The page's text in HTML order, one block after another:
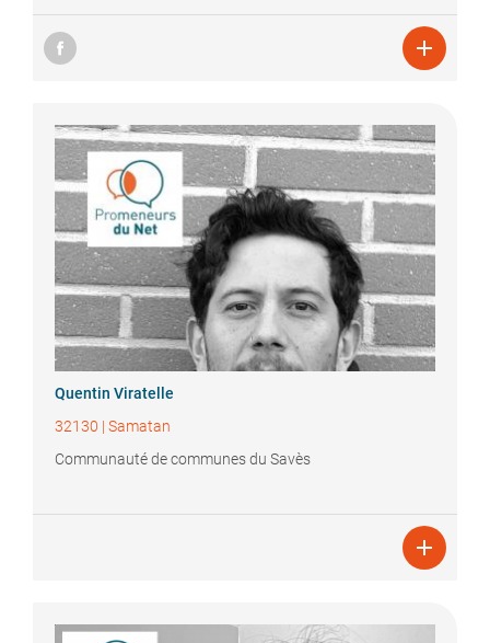

Quentin Viratelle
32130 | Samatan
Communauté de communes du Savès
